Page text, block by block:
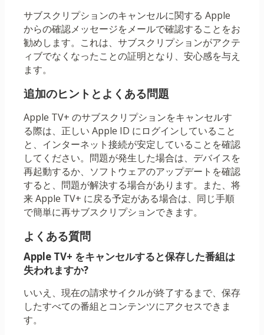
サブスクリプションのキャンセルに関する Apple
からの確認メッセージをメールで確認することをお
勧めします。これは、サブスクリプションがアクテ
ィブでなくなったことの証明となり、安心感を与え
ます。
追加のヒントとよくある問題
Apple TV+ のサブスクリプションをキャンセルす
る際は、正しい Apple ID にログインしていること
と、インターネット接続が安定していることを確認
してください。問題が発生した場合は、デバイスを
再起動するか、ソフトウェアのアップデートを確認
すると、問題が解決する場合があります。また、将
来 Apple TV+ に戻る予定がある場合は、同じ手順
で簡単に再サブスクリプションできます。
よくある質問
Apple TV+ をキャンセルすると保存した番組は
失われますか?
いいえ、現在の請求サイクルが終了するまで、保存
したすべての番組とコンテンツにアクセスできま
す。